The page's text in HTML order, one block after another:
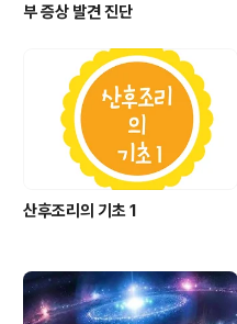
부 증상 발견 진단
산후조리의 기초 1